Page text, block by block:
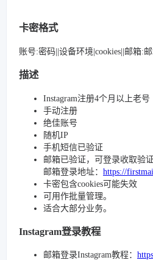
卡密格式
账号:密码||设备环境|cookies||邮箱:
描述
Instagram注册4个月以上老号
手动注册
绝佳账号
随机IP
手机短信已验证
邮箱已验证，可登录收取验证
邮箱登录地址： https://
卡密包含cookies可能失效
可用作批量管理。
适合大部分业务。
Instagram登录教程
邮箱登录Instagram教程：